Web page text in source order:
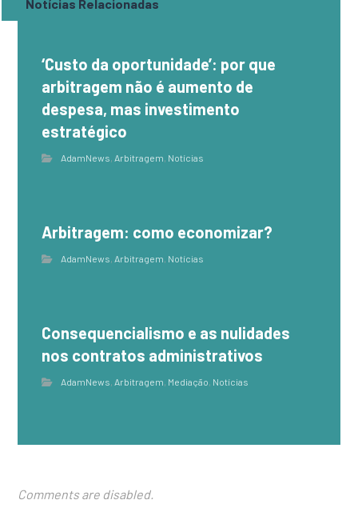
Notícias Relacionadas
‘Custo da oportunidade’: por que
arbitragem não é aumento de
despesa, mas investimento
estratégico
AdamNews, Arbitragem, Notícias
Arbitragem: como economizar?
AdamNews, Arbitragem, Notícias
Consequencialismo e as nulidades
nos contratos administrativos
AdamNews, Arbitragem, Mediação, Notícias
Comments are disabled.